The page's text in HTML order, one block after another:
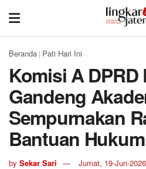
Beranda | Pati Hari Ini
Komisi A DPRD
Gandeng
Sempurnakan
Bantuan Hukum
by Sekar Sari Jumat, 19-Jun-2026